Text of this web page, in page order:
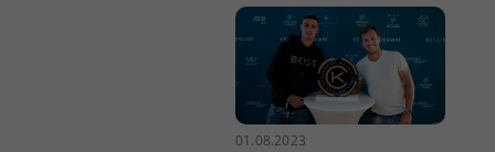
01.08.2023